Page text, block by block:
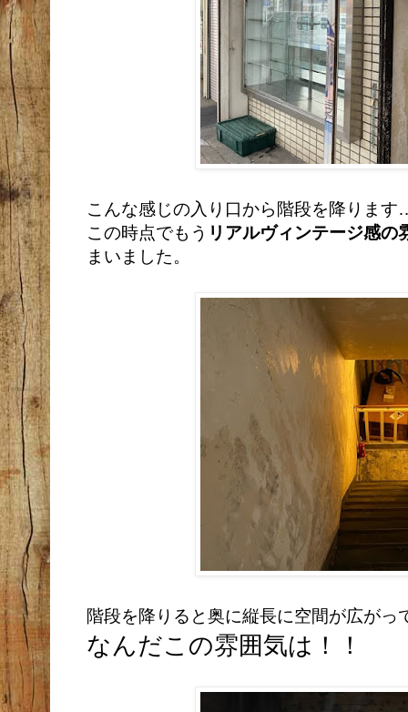
こんな感じの入り口から階段を降りま
この時点でもう リアルヴィンテージ感の
まいました。
階段を降りると奥に縦長に空間が広がっ
なんだこの雰囲気は！！